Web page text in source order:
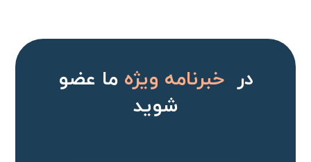
درخبرنامه ویژهما عضو
شوید